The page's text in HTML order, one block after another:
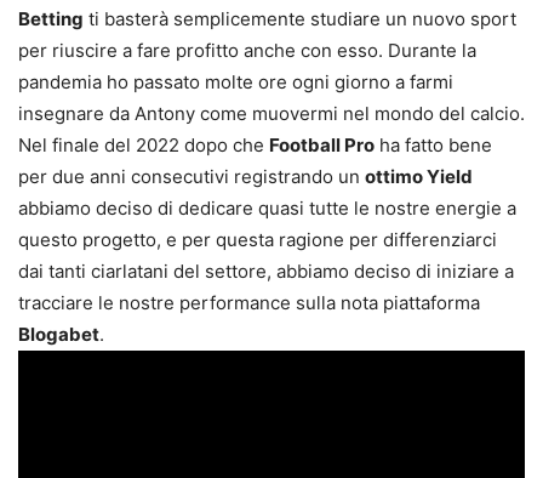
Betting ti basterà semplicemente studiare un nuovo sport
per riuscire a fare profitto anche con esso. Durante la
pandemia ho passato molte ore ogni giorno a farmi
insegnare da Antony come muovermi nel mondo del calcio.
Nel finale del 2022 dopo che Football Pro ha fatto bene
per due anni consecutivi registrando un ottimo Yield
abbiamo deciso di dedicare quasi tutte le nostre energie a
questo progetto, e per questa ragione per differenziarci
dai tanti ciarlatani del settore, abbiamo deciso di iniziare a
tracciare le nostre performance sulla nota piattaforma
Blogabet.